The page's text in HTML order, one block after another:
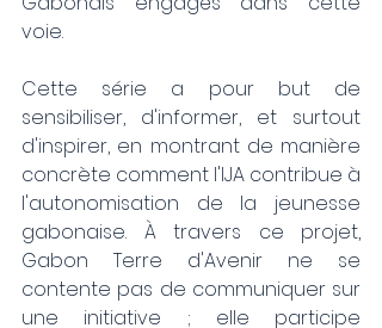
voie.
Cette série a pour but de
sensibiliser, d'informer, et surtout
d'inspirer, en montrant de manière
concrète comment l'IJA contribue à
l'autonomisation de la jeunesse
gabonaise. À travers ce projet,
Gabon Terre d'Avenir ne se
contente pas de communiquer sur
une initiative ; elle participe